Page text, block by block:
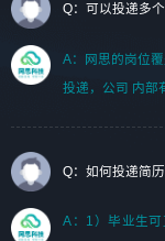
Q：可以投递多个
A：网思的岗位
投递，公司 内部
Q：如何投递简历
A：1）毕业生